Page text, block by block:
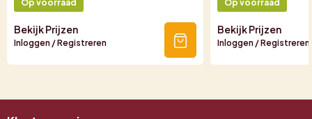
Op voorraad
Bekijk Prijzen
Inloggen / Registreren
Op voorraad
Bekijk Prijzen
Inloggen / Registreren